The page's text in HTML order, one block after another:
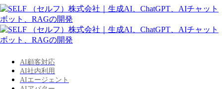
AI顧客対応
AI社内利用
AIエージェント